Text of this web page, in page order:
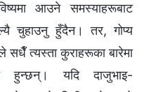
आउने समस्याहरूबाट
चुहाउनु हुँदैन। तर, गोप्य
सधैँ त्यस्ता कुराहरूका बारेमा
हुन्छन्। यदि दाजुभाइ-